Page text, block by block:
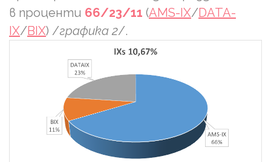
в проценти 66/23/11 (AMS-IX/DATA-
IX/BIX) /графика 2/.